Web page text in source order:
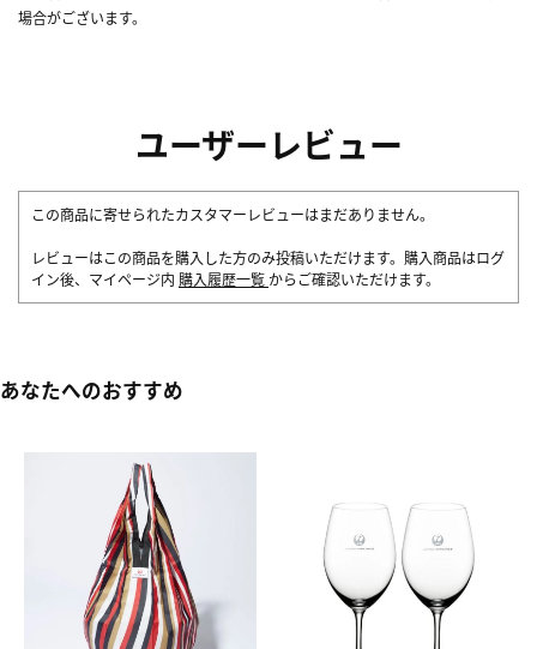
場合がございます。
ユーザーレビュー
この商品に寄せられたカスタマーレビューはまだありません。
レビューはこの商品を購入した方のみ投稿いただけます。購入商品はログ
イン後、マイページ内 購入履歴一覧 からご確認いただけます。
あなたへのおすすめ